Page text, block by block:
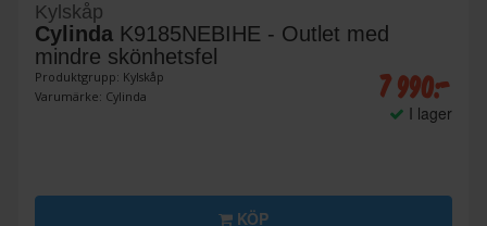
Kylskåp
Cylinda K9185NEBIHE - Outlet med
mindre skönhetsfel
Produktgrupp: Kylskåp
Varumärke: Cylinda
7 990:-
I lager
KÖP